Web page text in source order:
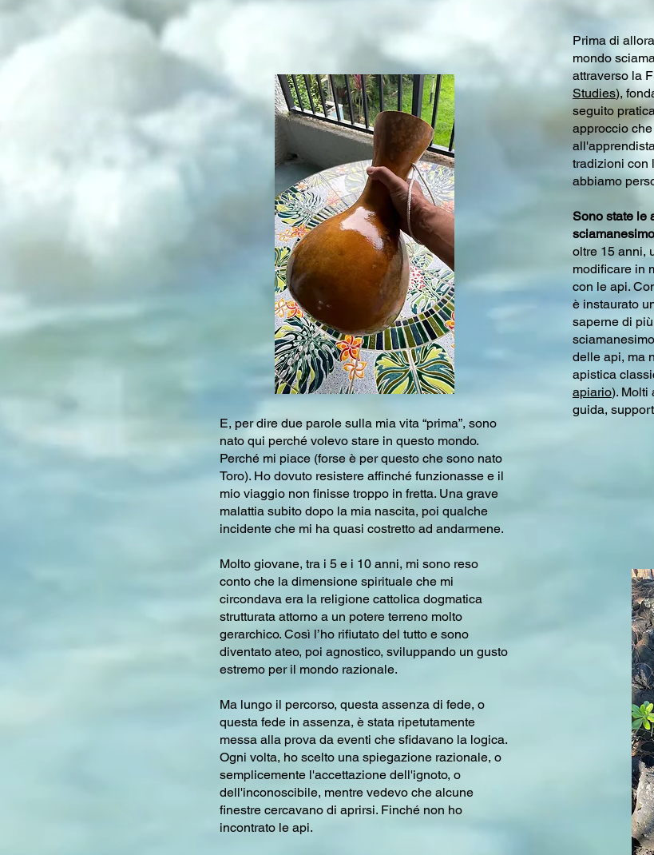
E, per dire due parole sulla mia vita “prima”, sono
nato qui perché volevo stare in questo mondo.
Perché mi piace (forse è per questo che sono nato
Toro). Ho dovuto resistere affinché funzionasse e il
mio viaggio non finisse troppo in fretta. Una grave
malattia subito dopo la mia nascita, poi qualche
incidente che mi ha quasi costretto ad andarmene.
Molto giovane, tra i 5 e i 10 anni, mi sono reso
conto che la dimensione spirituale che mi
circondava era la religione cattolica dogmatica
strutturata attorno a un potere terreno molto
gerarchico. Così l’ho rifiutato del tutto e sono
diventato ateo, poi agnostico, sviluppando un gusto
estremo per il mondo razionale.
Ma lungo il percorso, questa assenza di fede, o
questa fede in assenza, è stata ripetutamente
messa alla prova da eventi che sfidavano la logica.
Ogni volta, ho scelto una spiegazione razionale, o
semplicemente l'accettazione dell'ignoto, o
dell'inconoscibile, mentre vedevo che alcune
finestre cercavano di aprirsi. Finché non ho
incontrato le api.
Prima di
mondo
attraverso la
Studies),
seguito
approccio
tradizioni con
abbiamo
Sono state le
sciamanesimo
oltre 15 anni,
modificare in
con le api.
è instaurato
saperne di
delle api, ma
apistica
apiario). Molti
guida,